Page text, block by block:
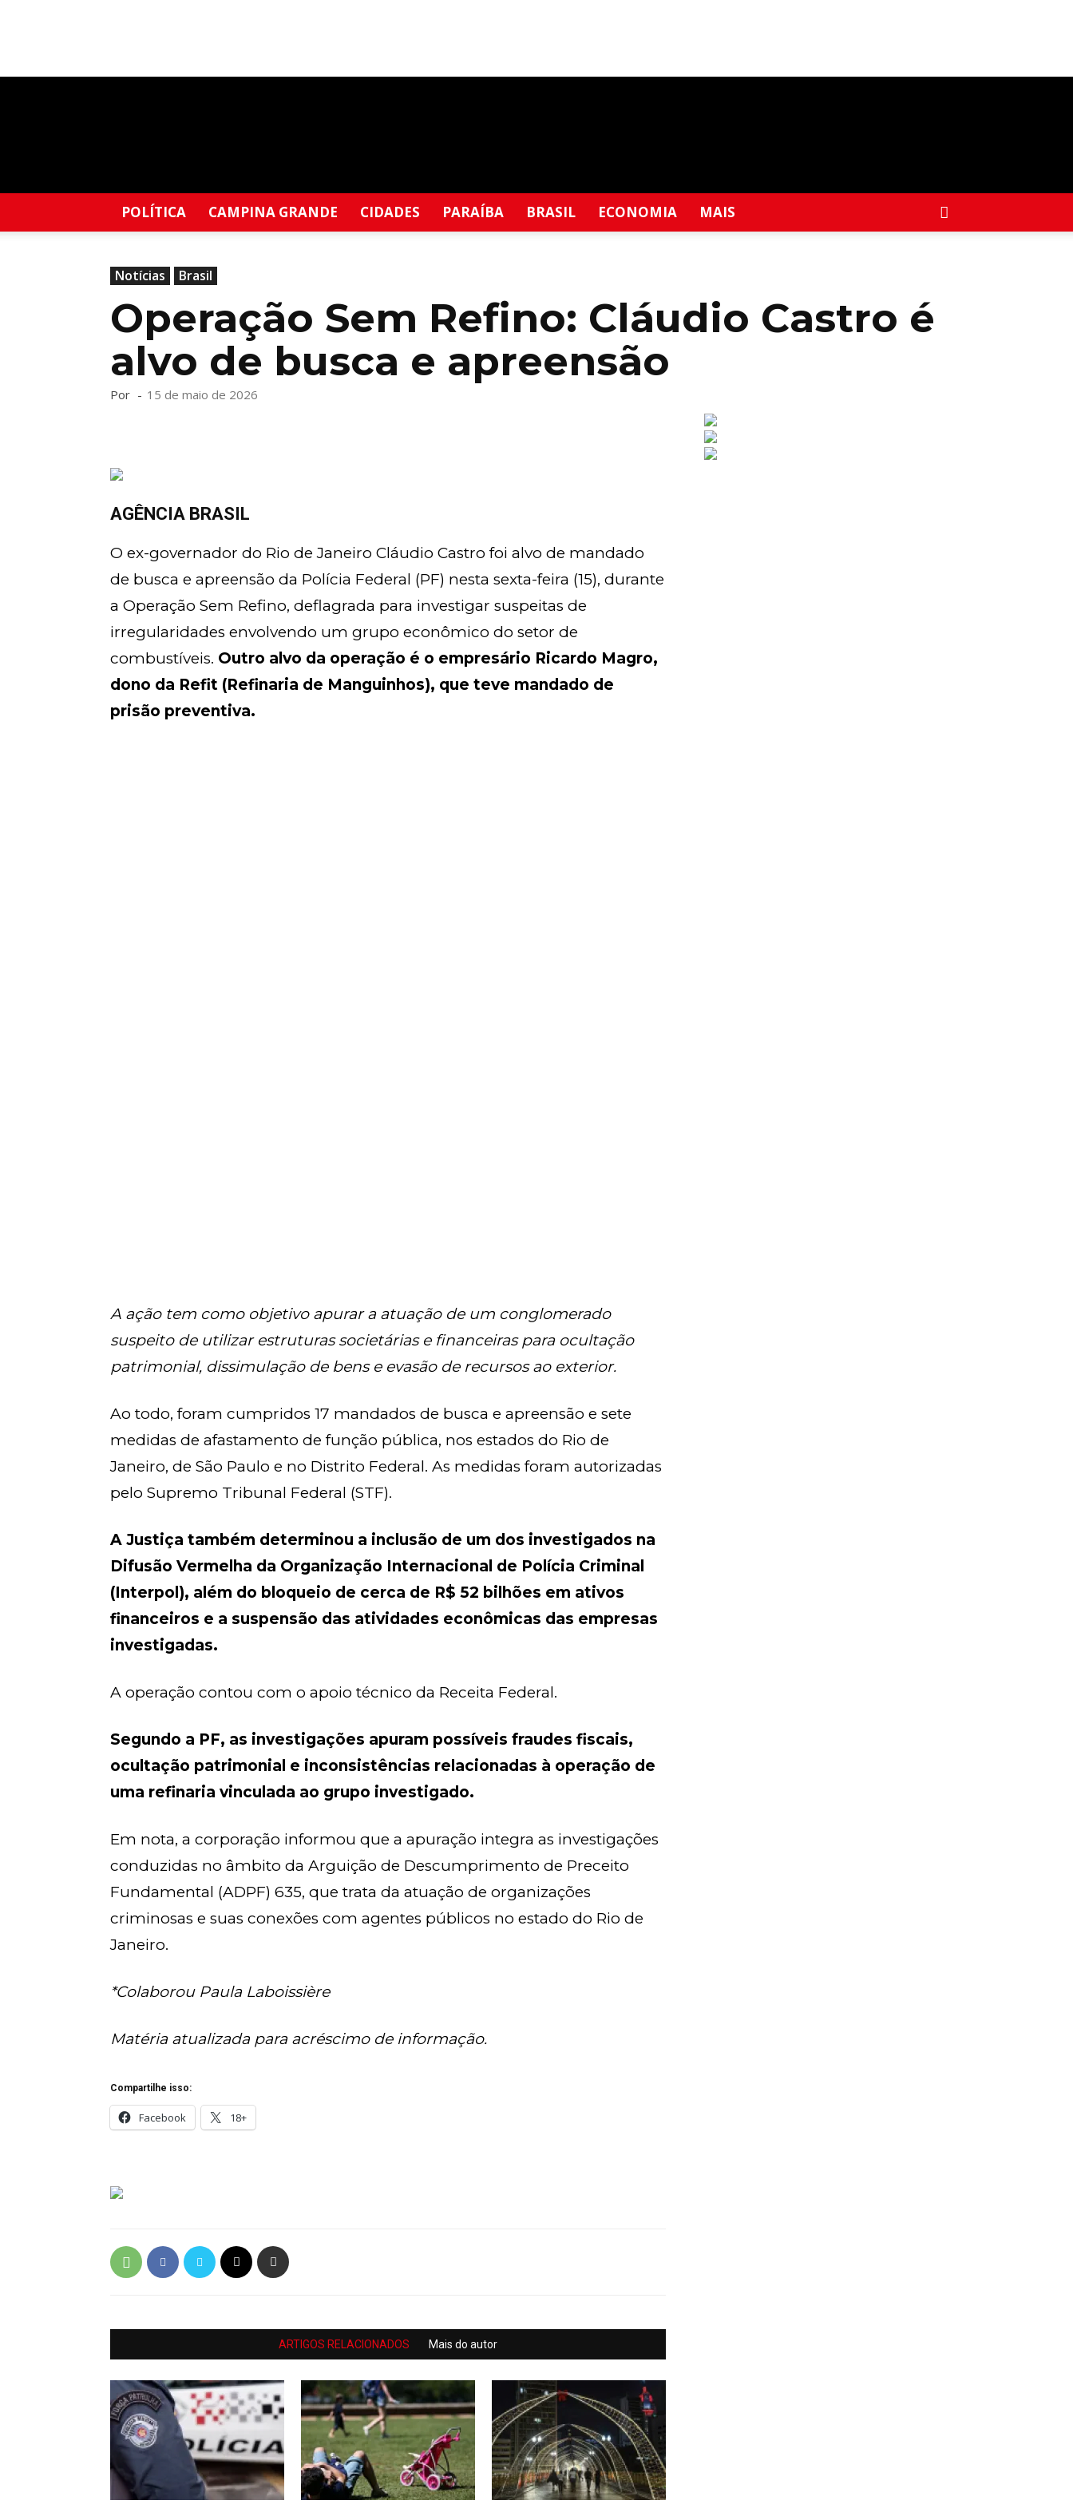
POLÍTICA CAMPINA GRANDE CIDADES PARAÍBA BRASIL ECONOMIA MAIS
Notícias Brasil
Operação Sem Refino: Cláudio Castro é
alvo de busca e apreensão
Por - 15 de maio de 2026
AGÊNCIA BRASIL
O ex-governador do Rio de Janeiro Cláudio Castro foi alvo de mandado
de busca e apreensão da Polícia Federal (PF) nesta sexta-feira (15), durante
a Operação Sem Refino, deflagrada para investigar suspeitas de
irregularidades envolvendo um grupo econômico do setor de
combustíveis. Outro alvo da operação é o empresário Ricardo Magro,
dono da Refit (Refinaria de Manguinhos), que teve mandado de
prisão preventiva.
A ação tem como objetivo apurar a atuação de um conglomerado
suspeito de utilizar estruturas societárias e financeiras para ocultação
patrimonial, dissimulação de bens e evasão de recursos ao exterior.
Ao todo, foram cumpridos 17 mandados de busca e apreensão e sete
medidas de afastamento de função pública, nos estados do Rio de
Janeiro, de São Paulo e no Distrito Federal. As medidas foram autorizadas
pelo Supremo Tribunal Federal (STF).
A Justiça também determinou a inclusão de um dos investigados na
Difusão Vermelha da Organização Internacional de Polícia Criminal
(Interpol), além do bloqueio de cerca de R$ 52 bilhões em ativos
financeiros e a suspensão das atividades econômicas das empresas
investigadas.
A operação contou com o apoio técnico da Receita Federal.
Segundo a PF, as investigações apuram possíveis fraudes fiscais,
ocultação patrimonial e inconsistências relacionadas à operação de
uma refinaria vinculada ao grupo investigado.
Em nota, a corporação informou que a apuração integra as investigações
conduzidas no âmbito da Arguição de Descumprimento de Preceito
Fundamental (ADPF) 635, que trata da atuação de organizações
criminosas e suas conexões com agentes públicos no estado do Rio de
Janeiro.
*Colaborou Paula Laboissière
Matéria atualizada para acréscimo de informação.
Compartilhe isso:
Facebook 18+
ARTIGOS RELACIONADOS Mais do autor